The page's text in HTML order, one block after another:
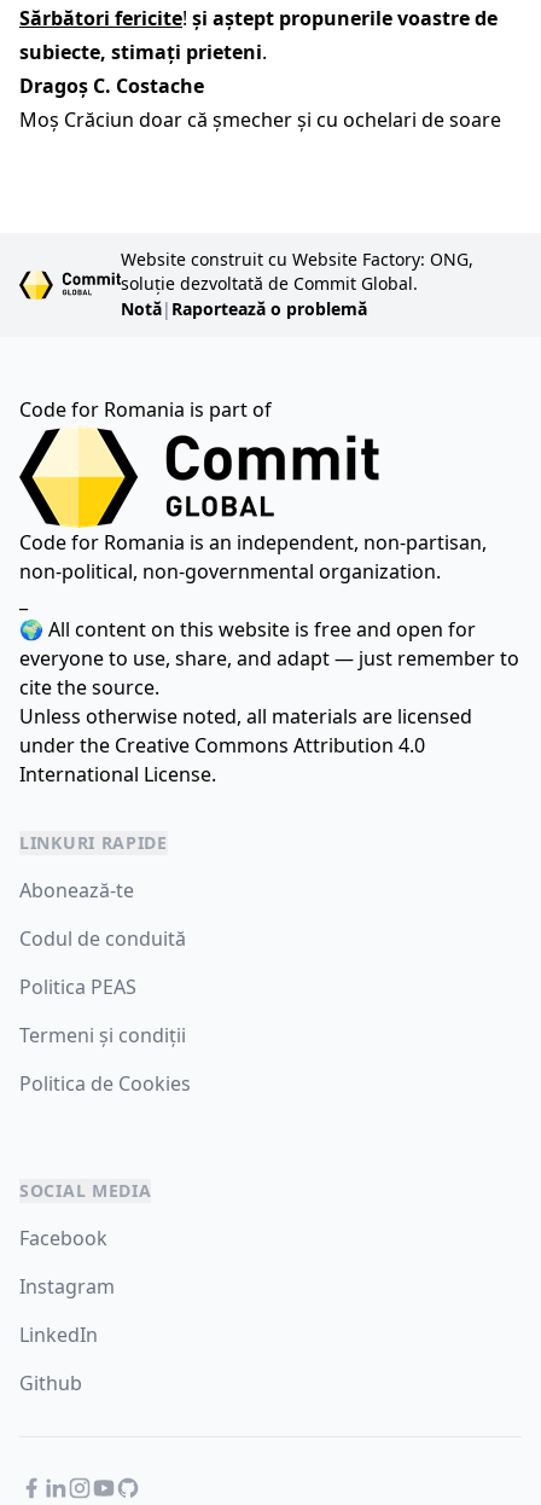
Sărbători fericite! și aștept propunerile voastre de
subiecte, stimați prieteni.
Dragoș C. Costache
Moș Crăciun doar că șmecher și cu ochelari de soare
Website construit cu Website Factory: ONG,
soluție dezvoltată de Commit Global.
Notă| Raportează o problemă
Code for Romania is part of
Code for Romania is an independent, non-partisan,
non-political, non-governmental organization.
🌍 All content on this website is free and open for
everyone to use, share, and adapt — just remember to
cite the source.
Unless otherwise noted, all materials are licensed
under the Creative Commons Attribution 4.0
International License.
LINKURI RAPIDE
Abonează-te
Codul de conduită
Politica PEAS
Termeni și condiții
Politica de Cookies
SOCIAL MEDIA
Facebook
Instagram
LinkedIn
Github
Facebook
LinkedIn
Instagram
YouTube
GitHub